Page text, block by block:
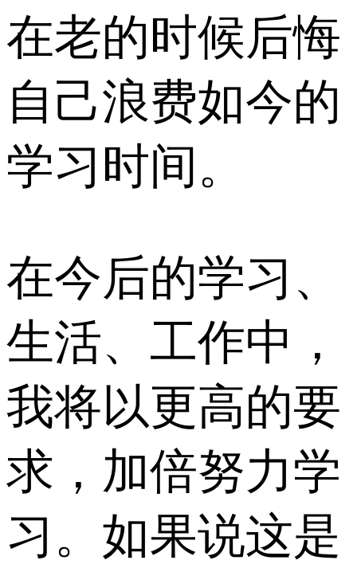
在老的时候后悔
自己浪费如今的
学习时间。
在今后的学习、
生活、工作中，
我将以更高的要
求，加倍努力学
习。如果说这是